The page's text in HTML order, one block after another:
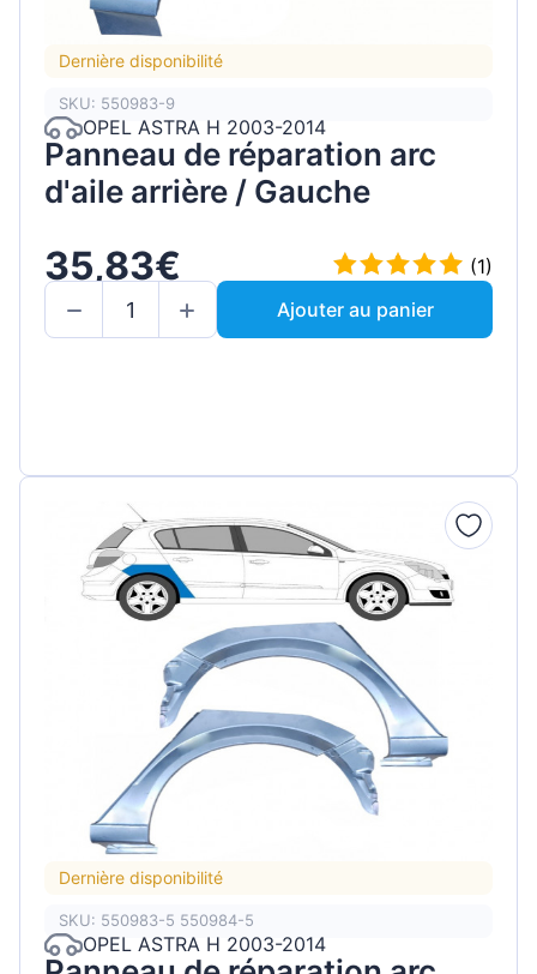
Dernière disponibilité
SKU: 550983-9
OPEL ASTRA H 2003-2014
Panneau de réparation arc
d'aile arrière / Gauche
35,83€
(1)
Ajouter au panier
Dernière disponibilité
SKU: 550983-5 550984-5
OPEL ASTRA H 2003-2014